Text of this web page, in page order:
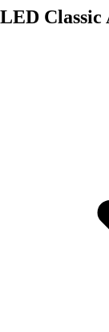
LED Classic